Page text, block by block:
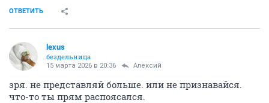
ОТВЕТИТЬ
lexus
бездельница
15 марта 2026 в 20:36 Алексий
зря. не представляй больше. или не признавайся.
что-то ты прям распоясался.